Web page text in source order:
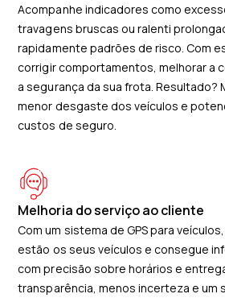
Acompanhe indicadores como
travagens bruscas ou ralenti
rapidamente padrões de risco. Com
corrigir comportamentos, melhorar a
a segurança da sua frota. Resultado?
menor desgaste dos veículos e
custos de seguro.
Melhoria do serviço ao cliente
Com um sistema de GPS para
estão os seus veículos e consegue
com precisão sobre horários e
transparência, menos incerteza e um